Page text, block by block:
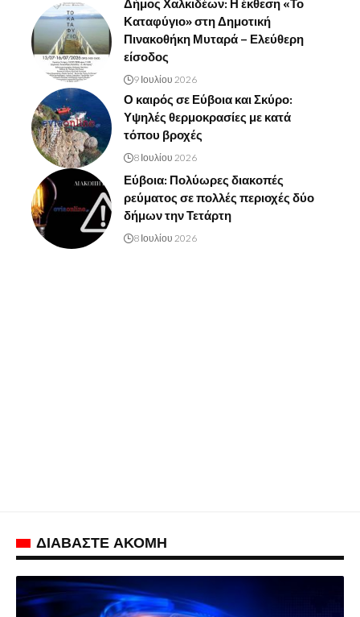
Δήμος Χαλκιδέων: Η έκθεση «Το
Καταφύγιο» στη Δημοτική
Πινακοθήκη Μυταρά – Ελεύθερη
είσοδος
9 Ιουλίου 2026
Ο καιρός σε Εύβοια και Σκύρο:
Υψηλές θερμοκρασίες με κατά
τόπου βροχές
8 Ιουλίου 2026
Εύβοια: Πολύωρες διακοπές
ρεύματος σε πολλές περιοχές δύο
δήμων την Τετάρτη
8 Ιουλίου 2026
ΔΙΑΒΑΣΤΕ ΑΚΟΜΗ